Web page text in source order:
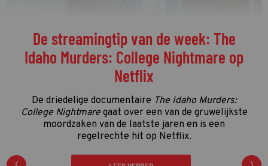
De streamingtip van de week: The
Idaho Murders: College Nightmare op
Netflix
De driedelige documentaire The Idaho Murders:
College Nightmaregaat over een van de gruwelijkste
moordzaken van de laatste jaren en is een
regelrechte hit op Netflix.